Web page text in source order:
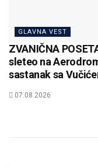
GLAVNA VEST
ZVANIČNA
sleteo na
sastanak sa
07.08.2026